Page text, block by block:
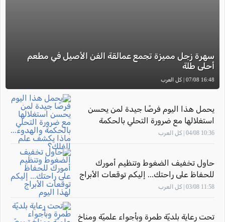
سهرة زجل مميزة تجمع عمالقة الفن الأصيل في مطعم
أحلى طلة
16:48 07/08 | كل العرب
يحمل هذا اليوم فرصًا جيدة لمن يحسن
استغلالها مع ضرورة التحلي بالحكمة
والهدوء... ماذا يكشف علم الفلك؟
10:36 04/08 | كل العرب
حاول تخفيف الضغوط وتنظيم أمورك
للحفاظ على راحتك... إليكم توقعات الأبراج
لهذا اليوم
11:58 03/08 | كل العرب
تحت رعاية بلديّة طمرة وبأجواء علميّة ومناخ